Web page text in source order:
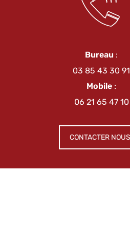
Bureau :
03 85 43 30 91
Mobile :
06 21 65 47 10
CONTACTER